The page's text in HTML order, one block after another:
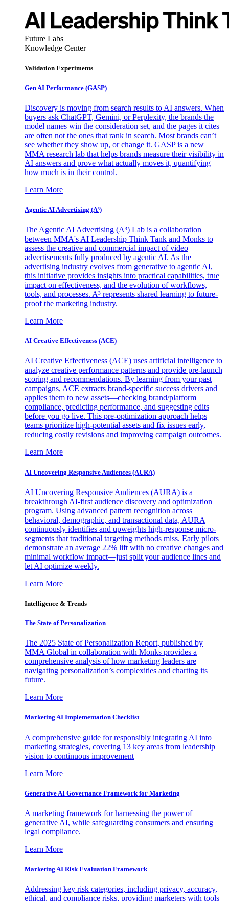
Future Labs
Knowledge Center
Validation Experiments
Gen AI Performance (GASP)
Discovery is moving from search results to AI answers. When
buyers ask ChatGPT, Gemini, or Perplexity, the brands the
model names win the consideration set, and the pages it cites
are often not the ones that rank in search. Most brands can’t
see whether they show up, or change it. GASP is a new
MMA research lab that helps brands measure their visibility in
AI answers and prove what actually moves it, quantifying
how much is in their control.
Learn More
Agentic AI Advertising (A³)
The Agentic AI Advertising (A³) Lab is a collaboration
between MMA's AI Leadership Think Tank and Monks to
assess the creative and commercial impact of video
advertisements fully produced by agentic AI. As the
advertising industry evolves from generative to agentic AI,
this initiative provides insights into practical capabilities, true
impact on effectiveness, and the evolution of workflows,
tools, and processes. A³ represents shared learning to future-
proof the marketing industry.
Learn More
AI Creative Effectiveness (ACE)
AI Creative Effectiveness (ACE) uses artificial intelligence to
analyze creative performance patterns and provide pre-launch
scoring and recommendations. By learning from your past
campaigns, ACE extracts brand-specific success drivers and
applies them to new assets—checking brand/platform
compliance, predicting performance, and suggesting edits
before you go live. This pre-optimization approach helps
teams prioritize high-potential assets and fix issues early,
reducing costly revisions and improving campaign outcomes.
Learn More
AI Uncovering Responsive Audiences (AURA)
AI Uncovering Responsive Audiences (AURA) is a
breakthrough AI-first audience discovery and optimization
program. Using advanced pattern recognition across
behavioral, demographic, and transactional data, AURA
continuously identifies and upweights high-response micro-
segments that traditional targeting methods miss. Early pilots
demonstrate an average 22% lift with no creative changes and
minimal workflow impact—just split your audience lines and
let AI optimize weekly.
Learn More
Intelligence & Trends
The State of Personalization
The 2025 State of Personalization Report, published by
MMA Global in collaboration with Monks provides a
comprehensive analysis of how marketing leaders are
navigating personalization’s complexities and charting its
future.
Learn More
Marketing AI Implementation Checklist
A comprehensive guide for responsibly integrating AI into
marketing strategies, covering 13 key areas from leadership
vision to continuous improvement
Learn More
Generative AI Governance Framework for Marketing
A marketing framework for harnessing the power of
generative AI, while safeguarding consumers and ensuring
legal compliance.
Learn More
Marketing AI Risk Evaluation Framework
Addressing key risk categories, including privacy, accuracy,
ethical, and compliance risks, providing marketers with tools